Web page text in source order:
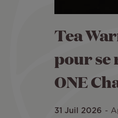
Tea
pour
ONE
31 Juil 2026